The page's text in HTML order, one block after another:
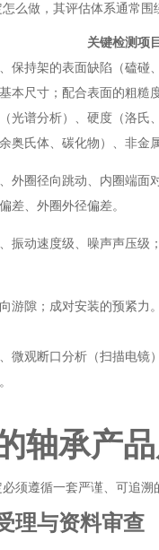
么做 ，其评估体系通常
关键检测项
保持架的表面缺陷（磕碰
本尺寸；配合表面的粗糙度
光谱分析）、硬度（洛氏
奥氏体、碳化物）、非金
外圈径向跳动、内圈端面
差、外圈外径偏差。
振动速度级、噪声声压级
游隙；成对安装的预紧力。
微观断口分析（扫描电镜
轴承产
必须遵循一套严谨、可追溯
理与资料审查